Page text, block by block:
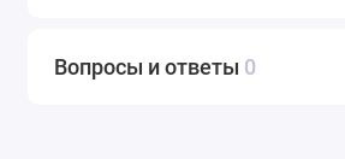
Вопросы и ответы 0